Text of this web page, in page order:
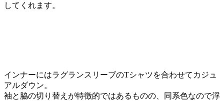
してくれます。
インナーにはラグランスリーブのTシャツを合わせてカジュ
アルダウン。
袖と脇の切り替えが特徴的ではあるものの、同系色なので浮